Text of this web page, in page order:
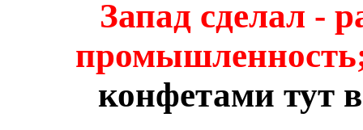
Запад сделал -
конфетами тут